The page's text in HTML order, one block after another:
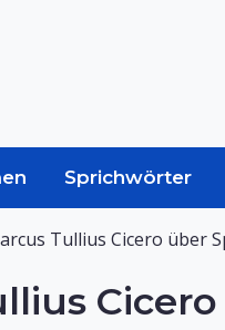
Sprichwörter
Tullius Cicero über